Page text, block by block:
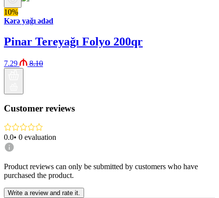
10%
Kərə yağı ədəd
Pinar Tereyağı Folyo 200qr
7.29 8.10
Customer reviews
0.0• 0 evaluation
Product reviews can only be submitted by customers who have
purchased the product.
Write a review and rate it.